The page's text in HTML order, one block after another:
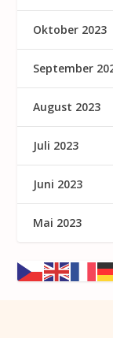
Oktober 2023
September
August 2023
Juli 2023
Juni 2023
Mai 2023